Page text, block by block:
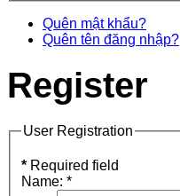
Quên mật khẩu?
Quên tên đăng nhập?
Register
User Registration
* Required field
Name: *